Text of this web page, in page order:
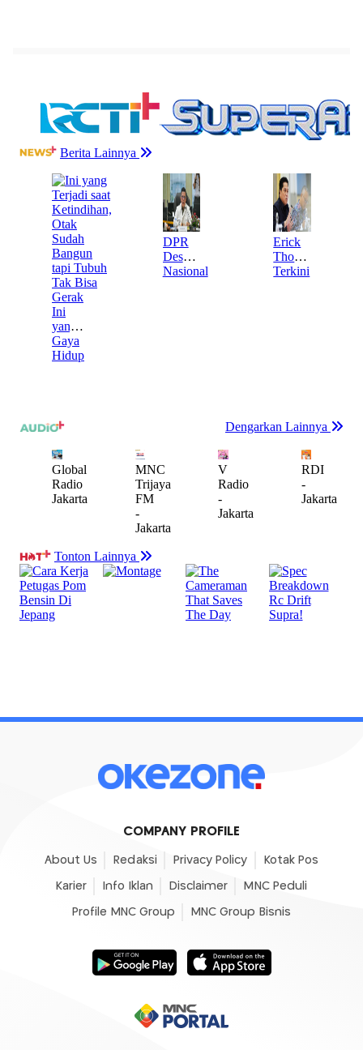
COMPANY PROFILE
About Us Redaksi Privacy Policy Kotak Pos
Karier Info Iklan Disclaimer MNC Peduli
Profile MNC Group MNC Group Bisnis